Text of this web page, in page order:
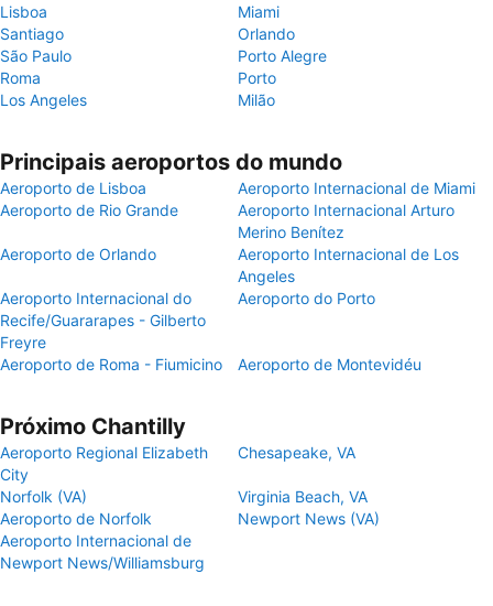
Lisboa
Miami
Santiago
Orlando
São Paulo
Porto Alegre
Roma
Porto
Los Angeles
Milão
Principais aeroportos do mundo
Aeroporto de Lisboa
Aeroporto Internacional de Miami
Aeroporto de Rio Grande
Aeroporto Internacional Arturo
Merino Benítez
Aeroporto de Orlando
Aeroporto Internacional de Los
Angeles
Aeroporto Internacional do
Recife/Guararapes - Gilberto
Freyre
Aeroporto do Porto
Aeroporto de Roma - Fiumicino Aeroporto de Montevidéu
Próximo Chantilly
Aeroporto Regional Elizabeth
City
Chesapeake, VA
Norfolk (VA)
Virginia Beach, VA
Aeroporto de Norfolk
Newport News (VA)
Aeroporto Internacional de
Newport News/Williamsburg